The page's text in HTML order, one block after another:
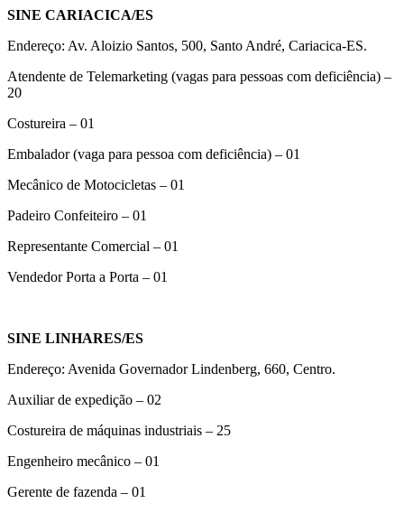
SINE CARIACICA/ES
Endereço: Av. Aloizio Santos, 500, Santo André, Cariacica-ES.
Atendente de Telemarketing (vagas para pessoas com deficiência) –
20
Costureira – 01
Embalador (vaga para pessoa com deficiência) – 01
Mecânico de Motocicletas – 01
Padeiro Confeiteiro – 01
Representante Comercial – 01
Vendedor Porta a Porta – 01
SINE LINHARES/ES
Endereço: Avenida Governador Lindenberg, 660, Centro.
Auxiliar de expedição – 02
Costureira de máquinas industriais – 25
Engenheiro mecânico – 01
Gerente de fazenda – 01